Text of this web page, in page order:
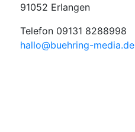
91052 Erlangen
Telefon 09131 8288998
hallo@buehring-media.de